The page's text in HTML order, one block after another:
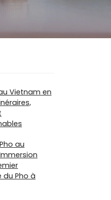
Vietnam en
au
du Pho à